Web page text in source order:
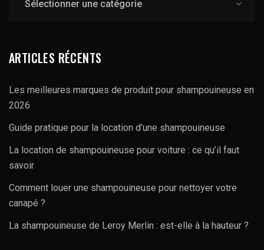
ARTICLES RÉCENTS
Les meilleures marques de produit pour shampouineuse en
2026
Guide pratique pour la location d’une shampouineuse
La location de shampouineuse pour voiture : ce qu’il faut
savoir
Comment louer une shampouineuse pour nettoyer votre
canapé ?
La shampouineuse de Leroy Merlin : est-elle à la hauteur ?